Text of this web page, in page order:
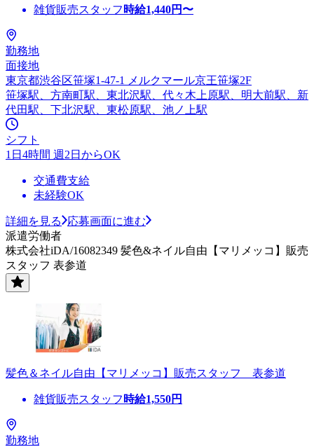
雑貨販売スタッフ 時給1,440円〜
勤務地
面接地
東京都渋谷区笹塚1-47-1 メルクマール京王笹塚2F
笹塚駅、方南町駅、東北沢駅、代々木上原駅、明大前駅、新
代田駅、下北沢駅、東松原駅、池ノ上駅
シフト
1日4時間 週2日からOK
交通費支給
未経験OK
詳細を見る
応募画面に進む
派遣労働者
株式会社iDA/16082349 髪色&ネイル自由【マリメッコ】販売
スタッフ 表参道
髪色＆ネイル自由【マリメッコ】販売スタッフ 表参道
雑貨販売スタッフ 時給1,550円
勤務地